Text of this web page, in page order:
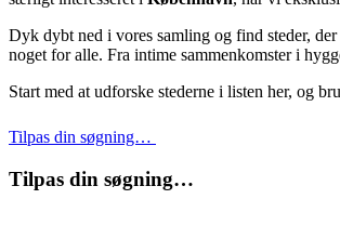
Dyk dybt ned i vores samling og find steder,
noget for alle. Fra intime sammenkomster i
Start med at udforske stederne i listen her, og
Tilpas din søgning…
Tilpas din søgning…